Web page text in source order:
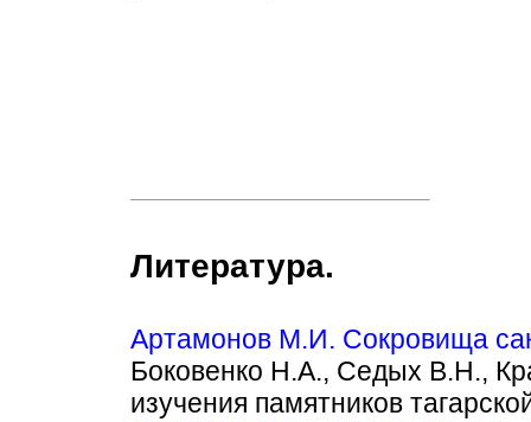
Литература.
Артамонов М.И. Сокровища
Боковенко Н.А., Седых В.Н.,
изучения памятников